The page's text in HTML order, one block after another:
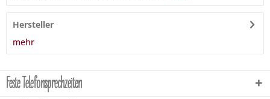
Hersteller
mehr
Feste Telefonsprechzeiten